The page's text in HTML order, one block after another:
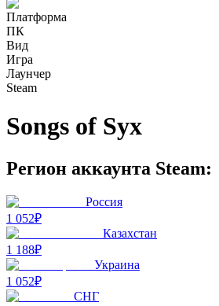
Платформа
ПК
Вид
Игра
Лаунчер
Steam
Songs of Syx
Регион аккаунта Steam:
Россия
1 052₽
Казахстан
1 188₽
Украина
1 052₽
СНГ